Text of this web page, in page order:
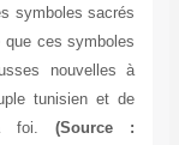
symboles sacrés
ces symboles
nouvelles à
tunisien et de
foi.(Source :